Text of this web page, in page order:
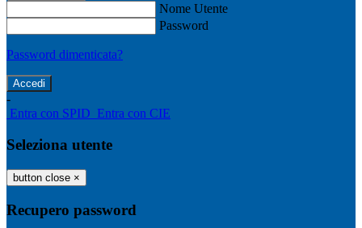
Nome Utente
Password
Password dimenticata?
-
Entra con SPID Entra con CIE
Seleziona utente
button close ×
Recupero password